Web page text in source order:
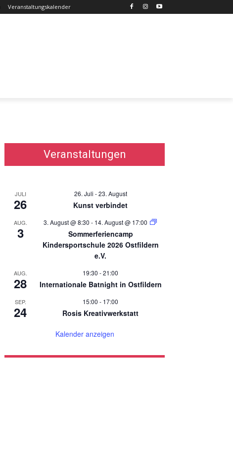
Veranstaltungskalender
Veranstaltungen
JULI
26
26. Juli -23. August
Kunst verbindet
AUG.
3
3. August @ 8:30 - 14. August @ 17:00
Sommerferiencamp
Kindersportschule 2026 Ostfildern
e.V.
AUG.
28
19:30 -21:00
Internationale Batnight in Ostfildern
SEP.
24
15:00 - 17:00
Rosis Kreativwerkstatt
Kalender anzeigen